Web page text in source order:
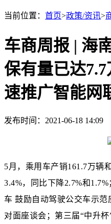
当前位置： 首页>政策/资讯>
车商周报 | 海
保有量已达
速推广智能网
发布时间：2021-06-18 14:09
5月，乘用车产销161.7万辆
3.4%，同比下降2.7%和
车 鼓励自动驾驶公交车示范
对面座谈会；第三届“中升